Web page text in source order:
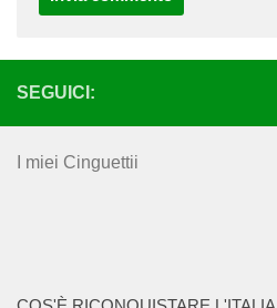
SEGUICI:
I miei Cinguettii